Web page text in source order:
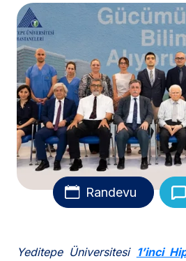
Randevu
Yeditepe Üniversitesi 1’inci